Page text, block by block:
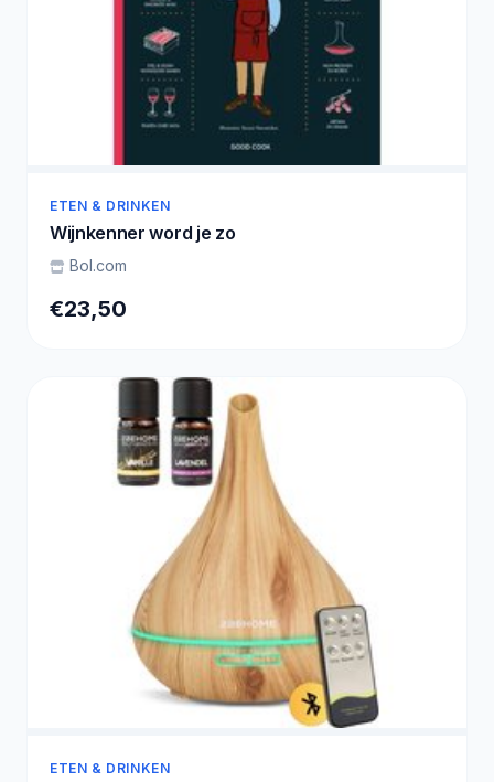
ETEN & DRINKEN
Wijnkenner word je zo
Bol.com
€23,50
ETEN & DRINKEN